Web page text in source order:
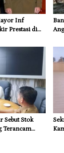
Inf
Prestasi di
Sebut Stok
Terancam